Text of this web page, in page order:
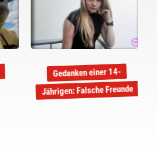
Gedanken einer 14-
Jährigen: Falsche Freunde